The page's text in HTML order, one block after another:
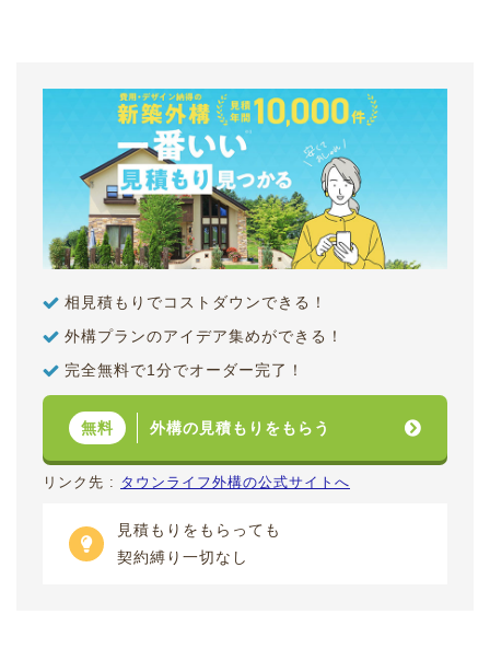
相見積もりでコストダウンできる！
外構プランのアイデア集めができる！
完全無料で1分でオーダー完了！
無料 外構の見積もりをもらう
リンク先 : タウンライフ外構の公式サイトへ
見積もりをもらっても
契約縛り一切なし